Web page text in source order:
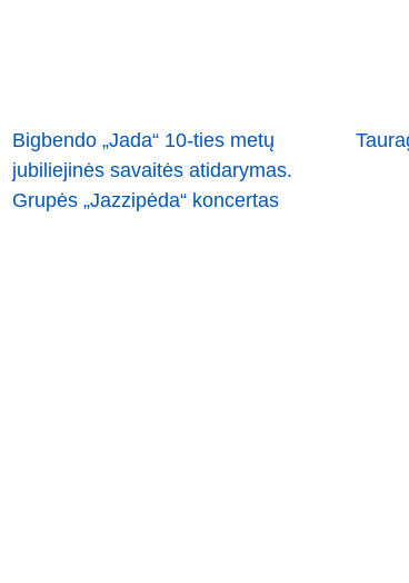
Bigbendo „Jada“ 10-ties metų
jubiliejinės savaitės atidarymas.
Grupės „Jazzipėda“ koncertas